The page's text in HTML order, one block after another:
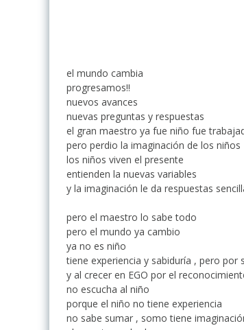
el mundo cambia
progresamos!!
nuevos avances
nuevas preguntas y respuestas
el gran maestro ya fue niño fue
pero perdio la imaginación de los niños
los niños viven el presente
entienden la nuevas variables
y la imaginación le da respuestas
pero el maestro lo sabe todo
pero el mundo ya cambio
ya no es niño
tiene experiencia y sabiduría , pero por
y al crecer en EGO por el
no escucha al niño
porque el niño no tiene experiencia
no sabe sumar , somo tiene